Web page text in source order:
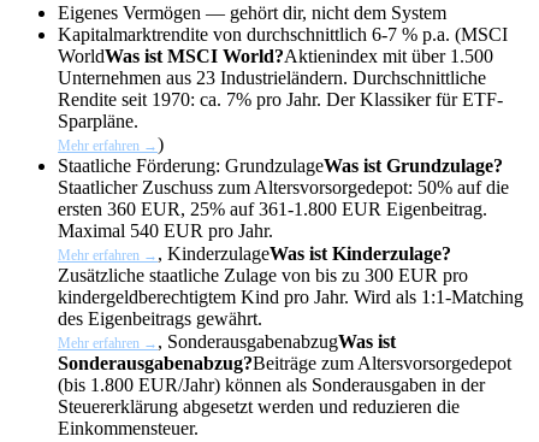
Eigenes Vermögen — gehört dir, nicht dem System
Kapitalmarktrendite von durchschnittlich 6-7 % p.a. (MSCI
WorldWas ist MSCI World?Aktienindex mit über 1.500
Unternehmen aus 23 Industrieländern. Durchschnittliche
Rendite seit 1970: ca. 7% pro Jahr. Der Klassiker für ETF-
Sparpläne.
Mehr erfahren →)
Staatliche Förderung: GrundzulageWas ist Grundzulage?
Staatlicher Zuschuss zum Altersvorsorgedepot: 50% auf die
ersten 360 EUR, 25% auf 361-1.800 EUR Eigenbeitrag.
Maximal 540 EUR pro Jahr.
Mehr erfahren → , KinderzulageWas ist Kinderzulage?
Zusätzliche staatliche Zulage von bis zu 300 EUR pro
kindergeldberechtigtem Kind pro Jahr. Wird als 1:1-Matching
des Eigenbeitrags gewährt.
Mehr erfahren → , SonderausgabenabzugWas ist
Sonderausgabenabzug?Beiträge zum Altersvorsorgedepot
(bis 1.800 EUR/Jahr) können als Sonderausgaben in der
Steuererklärung abgesetzt werden und reduzieren die
Einkommensteuer.